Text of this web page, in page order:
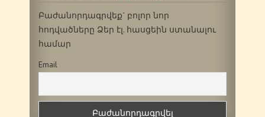
Բաժանորդագրվեք` բոլոր նոր
հոդվածները Ձեր էլ. հասցեին ստանալու
համար
Email